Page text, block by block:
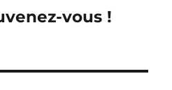
vous !